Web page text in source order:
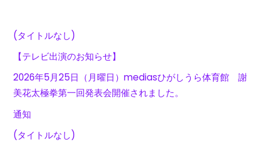
(タイトルなし)
【テレビ出演のお知らせ】
2026年5月25日（月曜日）mediasひがしうら体育館 謝
美花太極拳第一回発表会開催されました。
通知
(タイトルなし)